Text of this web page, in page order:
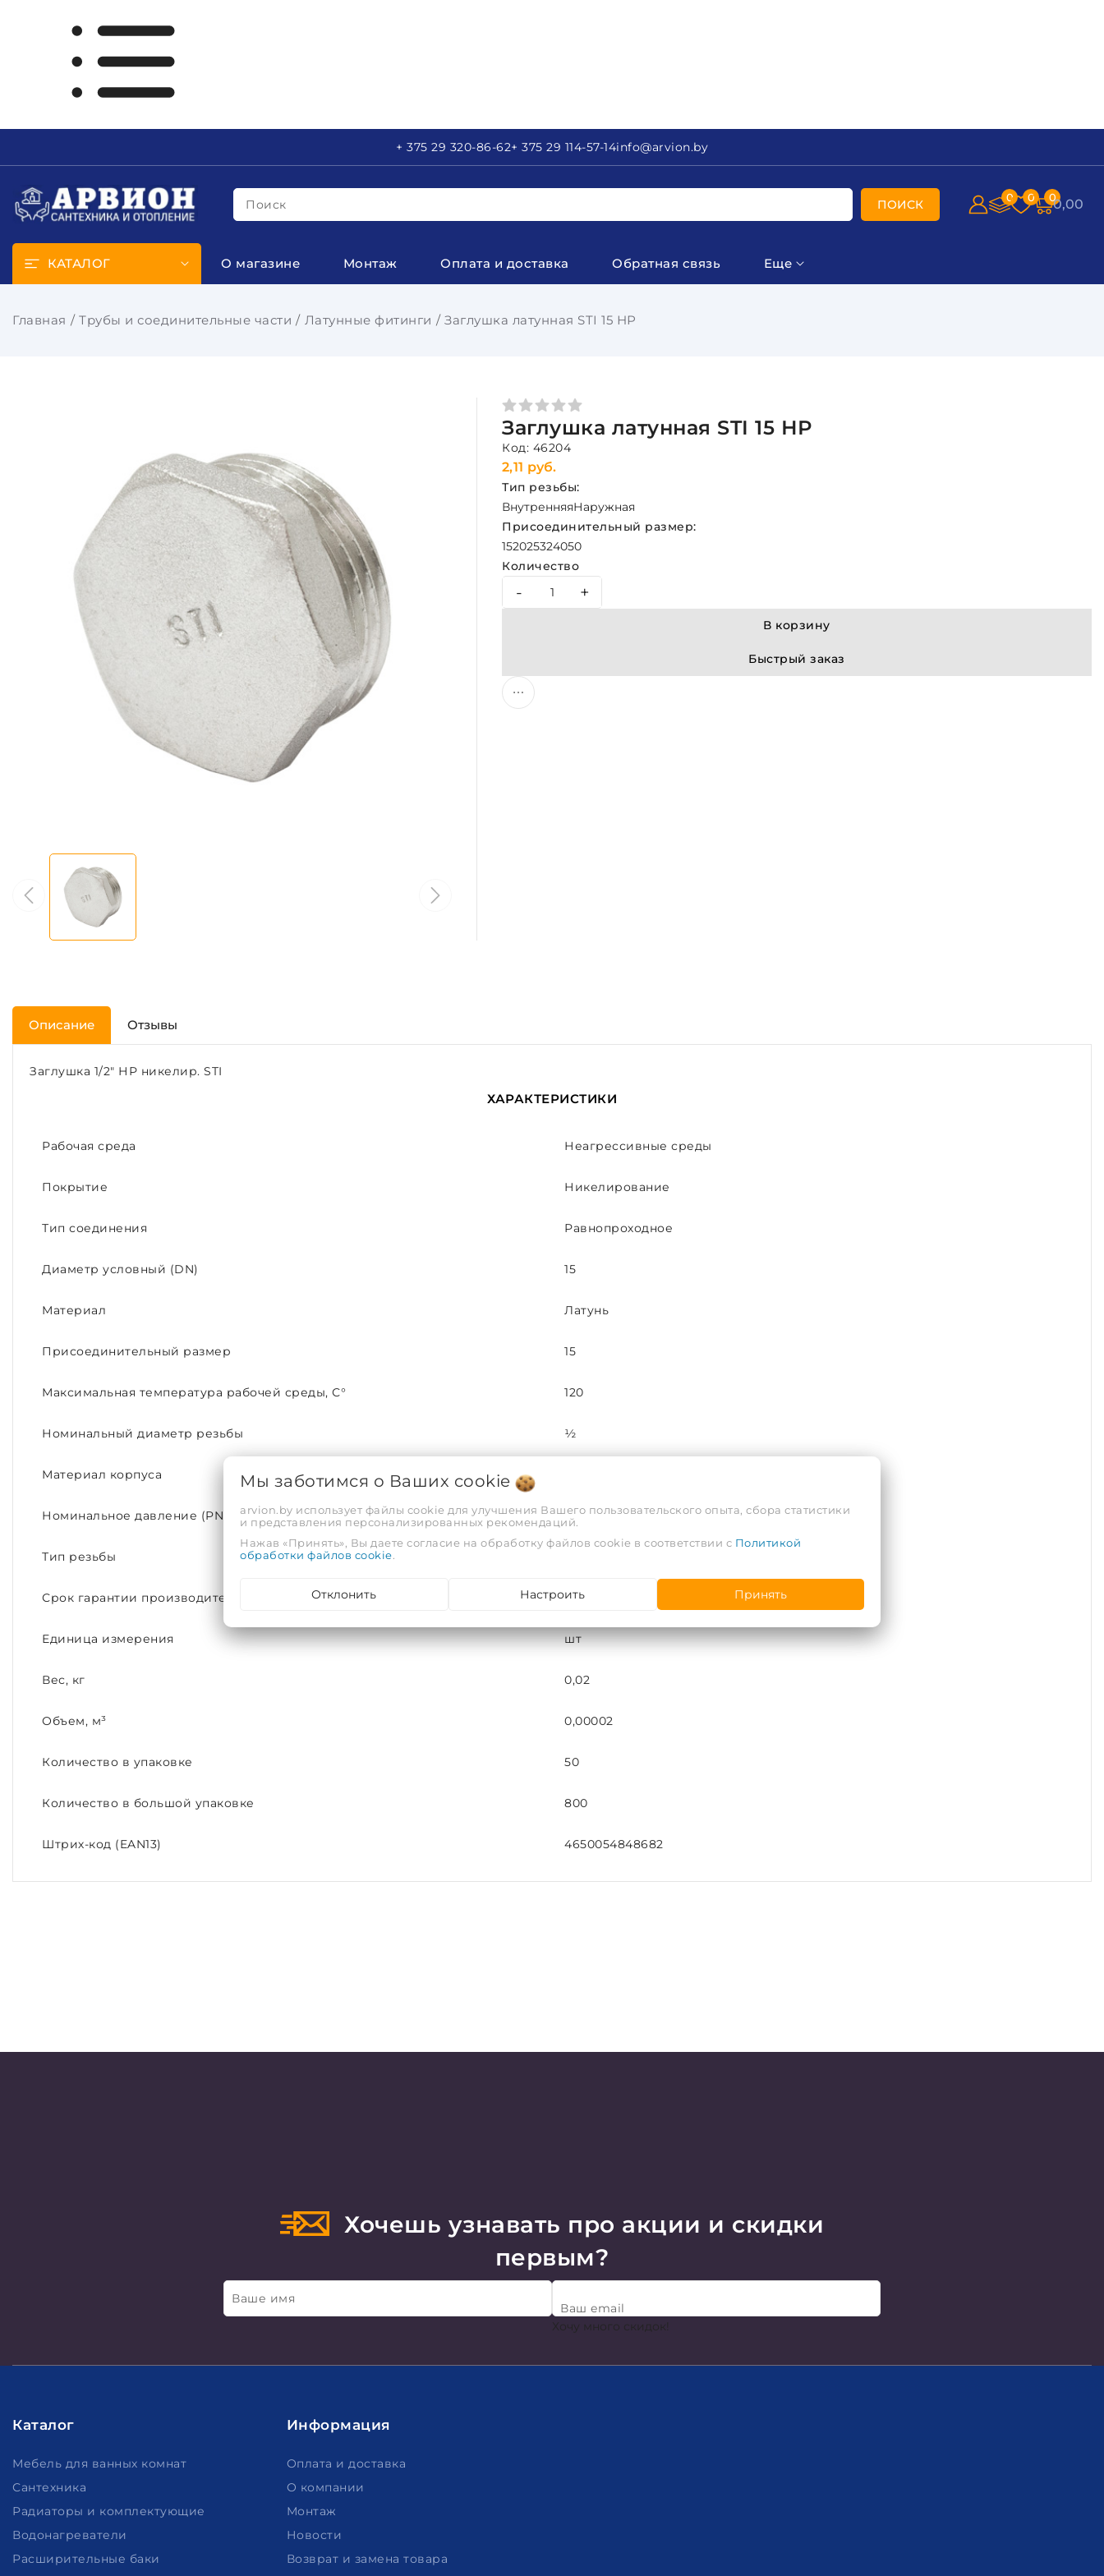
+ 375 29 320-86-62+ 375 29 114-57-14info@arvion.by
Поиск ПОИСК 0 0 00,00
КАТАЛОГ О магазине Монтаж Оплата и доставка Обратная связь Еще
Главная Трубы и соединительные части Латунные фитинги Заглушка латунная STI 15 НР
Заглушка латунная STI 15 НР
Код: 46204
2,11 руб.
Тип резьбы:
ВнутренняяНаружная
Присоединительный размер:
152025324050
Количество
- +
В корзину
Быстрый заказ
Описание Отзывы
Заглушка 1/2" НР никелир. STI
ХАРАКТЕРИСТИКИ
Рабочая среда Неагрессивные среды
Покрытие Никелирование
Тип соединения Равнопроходное
Диаметр условный (DN) 15
Материал Латунь
Присоединительный размер 15
Максимальная температура рабочей среды, С° 120
Номинальный диаметр резьбы ½
Материал корпуса
Номинальное давление (PN) 16
Тип резьбы
Срок гарантии производителя, лет 7
Единица измерения шт
Вес, кг 0,02
Объем, м³ 0,00002
Количество в упаковке 50
Количество в большой упаковке 800
Штрих-код (EAN13) 4650054848682
Хочешь узнавать про акции и скидки
первым?
Ваше имя
Ваш email
Хочу много скидок!
Каталог
Мебель для ванных комнат
Сантехника
Радиаторы и комплектующие
Водонагреватели
Расширительные баки
Информация
Оплата и доставка
О компании
Монтаж
Новости
Возврат и замена товара
Мы заботимся о Ваших cookie
arvion.by использует файлы cookie для улучшения Вашего пользовательского опыта, сбора статистики
и представления персонализированных рекомендаций.
Нажав «Принять», Вы даете согласие на обработку файлов cookie в соответствии с Политикой
обработки файлов cookie.
Отклонить Настроить Принять